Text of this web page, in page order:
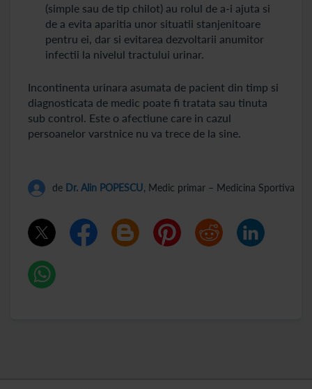
(simple sau de tip chilot) au rolul de a-i ajuta si
de a evita aparitia unor situatii stanjenitoare
pentru ei, dar si evitarea dezvoltarii anumitor
infectii la nivelul tractului urinar.
Incontinenta urinara asumata de pacient din timp si
diagnosticata de medic poate fi tratata sau tinuta
sub control. Este o afectiune care in cazul
persoanelor varstnice nu va trece de la sine.
de Dr. Alin POPESCU, Medic primar – Medicina Sportiva